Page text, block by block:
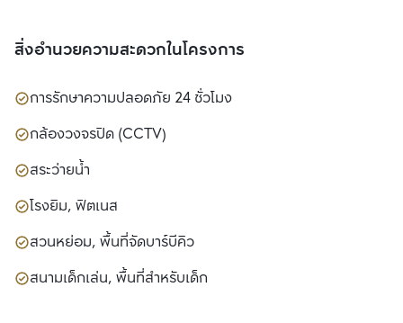
สิ่งอำนวยความสะดวกในโครงการ
การรักษาความปลอดภัย 24 ชั่วโมง
กล้องวงจรปิด (CCTV)
สระว่ายน้ำ
โรงยิม, ฟิตเนส
สวนหย่อม, พื้นที่จัดบาร์บีคิว
สนามเด็กเล่น, พื้นที่สำหรับเด็ก